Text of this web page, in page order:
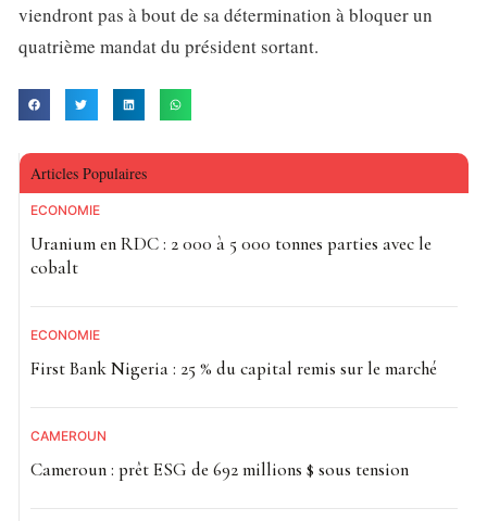
viendront pas à bout de sa détermination à bloquer un
quatrième mandat du président sortant.
Articles Populaires
ECONOMIE
Uranium en RDC : 2 000 à 5 000 tonnes parties avec le
cobalt
ECONOMIE
First Bank Nigeria : 25 % du capital remis sur le marché
CAMEROUN
Cameroun : prêt ESG de 692 millions $ sous tension